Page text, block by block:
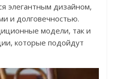
элегантным дизайном,
и долговечностью.
модели, так и
которые подойдут